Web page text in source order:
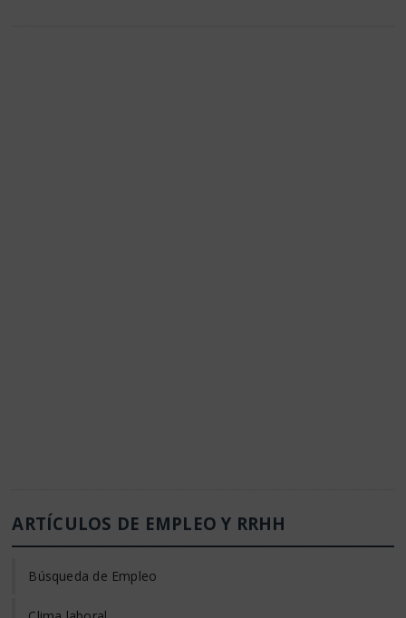
ARTÍCULOS DE EMPLEO Y RRHH
Búsqueda de Empleo